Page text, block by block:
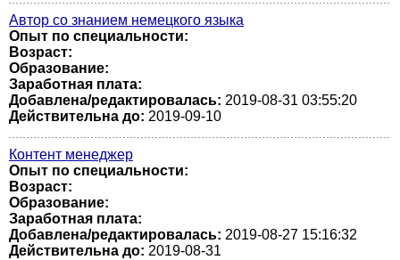
Автор со знанием немецкого языка
Опыт по специальности:
Возраст:
Образование:
Заработная плата:
Добавлена/редактировалась: 2019-08-31 03:55:20
Действительна до: 2019-09-10
Контент менеджер
Опыт по специальности:
Возраст:
Образование:
Заработная плата:
Добавлена/редактировалась: 2019-08-27 15:16:32
Действительна до: 2019-08-31